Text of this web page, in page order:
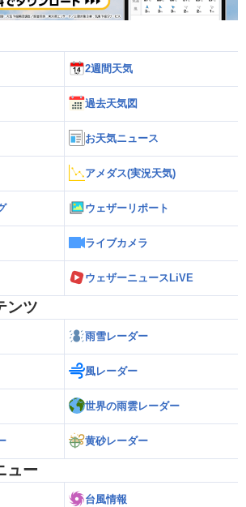
2週間天気
過去天気図
お天気ニュース
アメダス(実況天気)
ウェザーリポート
ライブカメラ
ウェザーニュースLiVE
ンツ
雨雪レーダー
風レーダー
世界の雨雲レーダー
黄砂レーダー
ュー
台風情報